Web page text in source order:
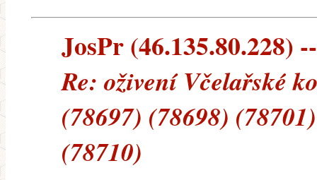
JosPr (46.135.80.228)
Re: oživení Včelařské
(78697) (78698)
(78710)